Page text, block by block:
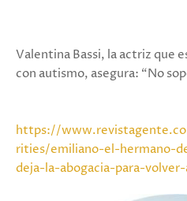
Valentina Bassi, la actriz que
con autismo, asegura: “No
https://
rities/emiliano-el-hermano-
deja-la-abogacia-para-